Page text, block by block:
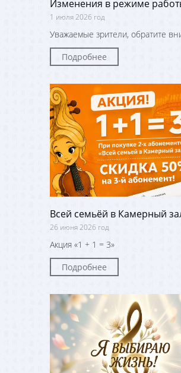
Изменения в режиме
1 июля 2026 год
Уважаемые зрители, обратите
Подробнее
Всей семьёй в Камерный
26 июня 2026 год
Акция «1 + 1 = 3»
Подробнее